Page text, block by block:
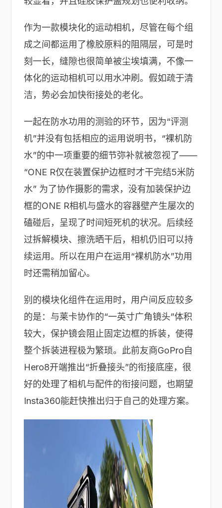
作为一款模块化的运动相机，尽管在每个组
成之间都运用了橡胶原料的阻隔层，可是时
刻一长，缝隙也很简单被尘埃填满，不像一
体化的运动相机可以用水冲刷。假如疏于清
洁，势必会加快衔接处的老化。
一起在防水功用的测验的环节，因为“评测
机”并没有包括相应的运用说明书，“裸机防
水”的中一项重要的细节弥补就被忽视了——
“ONE R仅在装置保护边框时才干完结5米防
水” 为了协作摄影的需求，没有加装保护边
框的ONE R相机与盛水的容器壁产生屡次的
磕碰后，呈现了时间短死机的状况。后续经
过拆解模块、擦洗晒干后，相机仍旧可以持
续运用。所以在用户在运用“裸机防水”功用
时还需稍加留心。
别的模块化组件在运用时，用户间反应较多
的是：与莱卡协作的“一英寸广角镜头”体积
较大，保护镜会阻止固定边框的拆装，使得
整个拆装进程极为繁琐。此前友商GoPro自
Hero8开端推出“折叠接头”的衔接底座，很
好的处理了相机与配件的衔接问题，也期望
Insta360能赶快推出归于自己的处理方案。